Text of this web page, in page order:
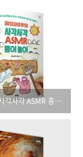
페이퍼후추의 사각사각 ASMR 종이 놀이